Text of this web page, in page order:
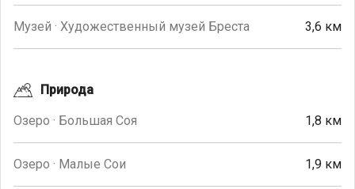
Музей · Художественный музей Бреста 3,6 км
Природа
Озеро · Большая Соя 1,8 км
Озеро · Малые Сои 1,9 км